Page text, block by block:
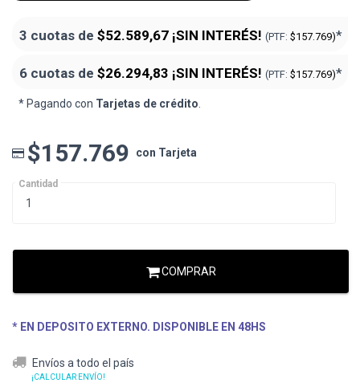
3 cuotas de $52.589,67 ¡SIN INTERÉS! (PTF: $157.769)*
6 cuotas de $26.294,83 ¡SIN INTERÉS! (PTF: $157.769)*
* Pagando con Tarjetas de crédito.
$157.769 con Tarjeta
Cantidad
COMPRAR
* EN DEPOSITO EXTERNO. DISPONIBLE EN 48HS
Envíos a todo el país
¡CALCULAR ENVÍO!